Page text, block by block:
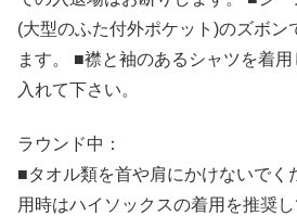
(大型のふた付外ポケット)のズボン
ます。 ■襟と袖のあるシャツを着
入れて下さい。
ラウンド中：
■タオル類を首や肩にかけないでく
用時はハイソックスの着用を推奨